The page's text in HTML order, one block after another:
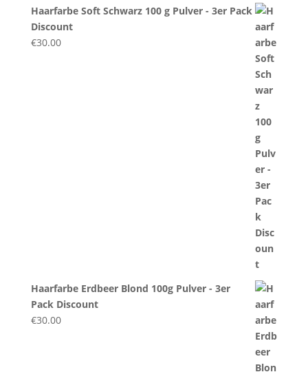
Haarfarbe Soft Schwarz 100 g Pulver - 3er Pack
Discount
€30.00
Haarfarbe Erdbeer Blond 100g Pulver - 3er
Pack Discount
€30.00